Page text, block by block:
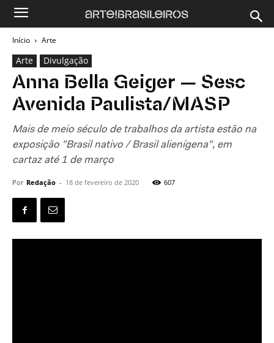
Início Arte
Arte Divulgação
Anna Bella Geiger — Sesc
Avenida Paulista/MASP
Mais de meio século de trabalhos da artista estão na
exposição "Brasil nativo / Brasil alienígena", em
cartaz até 1 de março
Por Redação - 18 de fevereiro de 2020 607